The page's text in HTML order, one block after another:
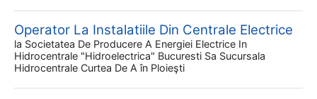
Operator La Instalatiile Din Centrale Electrice
la Societatea De Producere A Energiei Electrice In
Hidrocentrale "hidroelectrica" Bucuresti Sa Sucursala
Hidrocentrale Curtea De A în Ploieşti